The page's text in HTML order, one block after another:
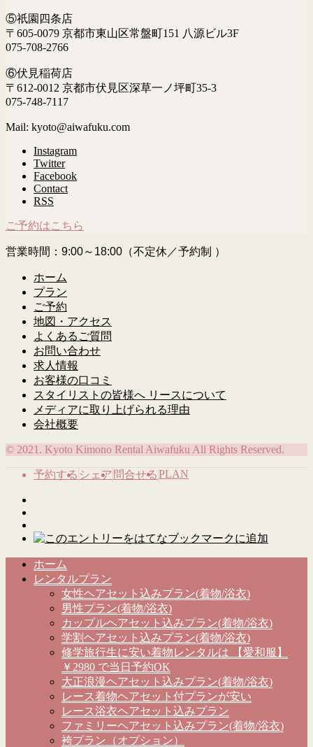
⑤祇園四条店
〒605-0079 京都市東山区常盤町151 八源ビル3F
075-708-2766
⑥伏見稲荷店
〒612-0012 京都市伏見区深草一ノ坪町35-3
075-748-7117
Mail: kyoto@aiwafuku.com
Instagram
Twitter
Facebook
Contact
RSS
ご予約はこちら
営業時間：9:00～18:00（不定休／予約制 ）
ホーム
プラン
ご予約
地図・アクセス
よくあるご質問
お問い合わせ
求人情報
お客様の口コミ
スタイリストの皆様へ リースについて
メディアに取り上げられる理由
会社概要
© 2021. Kyoto Kimono Rental Aiwafuku All Rights Reserved.
予約する シェア 問合せるPLAN
ホーム
レンタルプラン
女性ヘアセット込みプラン(着物/浴衣)
男性プラン(着物/浴衣)
カップルヘアセット込みプラン(着物/浴衣)
学割ヘアセット込みプラン(着物/浴衣)
修学旅行生に安い着物レンタルは 【愛和服】
￥2980 で当日予約OK
大正浪漫ヘアセット込みプラン(着物/浴衣)
レース着物ヘアセット付プランが安い
レース浴衣ヘアセット込みプラン
ファミリーヘアセット込みプラン(着物/浴衣)
袴プラン（オプション）